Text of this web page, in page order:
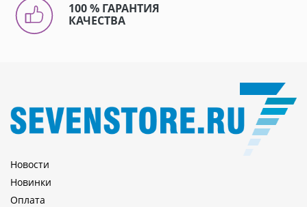
100 % ГАРАНТИЯ
КАЧЕСТВА
Новости
Новинки
Оплата